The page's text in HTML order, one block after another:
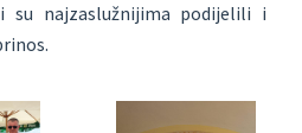
su najzaslužnijima podijelili i